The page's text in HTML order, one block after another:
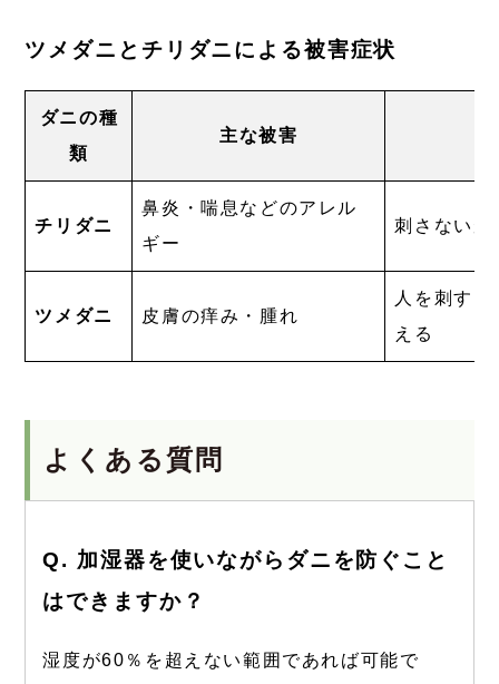
ツメダニとチリダニによる被害症状
ダニの種
類
主な被害
チリダニ
鼻炎・喘息などのアレル
ギー
刺さないが
ツメダニ 皮膚の痒み・腫れ
人を刺す
える
よくある質問
Q. 加湿器を使いながらダニを防ぐこと
はできますか？
湿度が60％を超えない範囲であれば可能で